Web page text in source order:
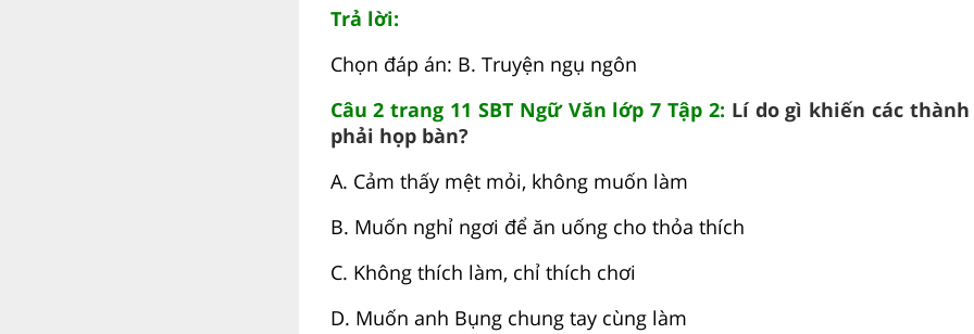
Trả lời:
Chọn đáp án: B. Truyện ngụ ngôn
Câu 2 trang 11 SBT Ngữ Văn lớp 7 Tập 2: Lí do gì khiến các
phải họp bàn?
A. Cảm thấy mệt mỏi, không muốn làm
B. Muốn nghỉ ngơi để ăn uống cho thỏa thích
C. Không thích làm, chỉ thích chơi
D. Muốn anh Bụng chung tay cùng làm